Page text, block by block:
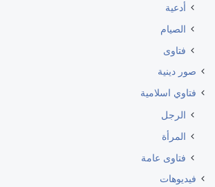
أدعية
الصيام
فتاوى
صور دينية
فتاوي اسلامية
الرجل
المرأة
فتاوى عامة
فيديوهات